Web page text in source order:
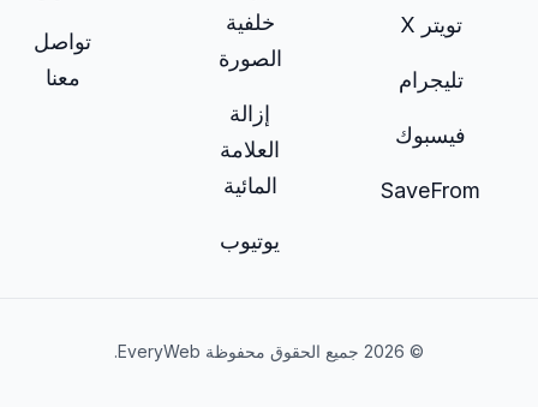
تويتر X
تليجرام
فيسبوك
SaveFrom
خلفية
الصورة
إزالة
العلامة
المائية
يوتيوب
تواصل
معنا
© 2026 جميع الحقوق محفوظة EveryWeb.